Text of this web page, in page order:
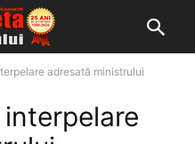
adresată ministrului